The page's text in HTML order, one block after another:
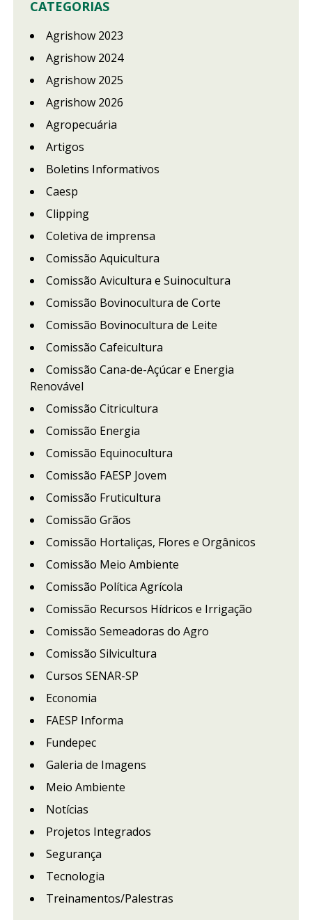
CATEGORIAS
Agrishow 2023
Agrishow 2024
Agrishow 2025
Agrishow 2026
Agropecuária
Artigos
Boletins Informativos
Caesp
Clipping
Coletiva de imprensa
Comissão Aquicultura
Comissão Avicultura e Suinocultura
Comissão Bovinocultura de Corte
Comissão Bovinocultura de Leite
Comissão Cafeicultura
Comissão Cana-de-Açúcar e Energia
Renovável
Comissão Citricultura
Comissão Energia
Comissão Equinocultura
Comissão FAESP Jovem
Comissão Fruticultura
Comissão Grãos
Comissão Hortaliças, Flores e Orgânicos
Comissão Meio Ambiente
Comissão Política Agrícola
Comissão Recursos Hídricos e Irrigação
Comissão Semeadoras do Agro
Comissão Silvicultura
Cursos SENAR-SP
Economia
FAESP Informa
Fundepec
Galeria de Imagens
Meio Ambiente
Notícias
Projetos Integrados
Segurança
Tecnologia
Treinamentos/Palestras